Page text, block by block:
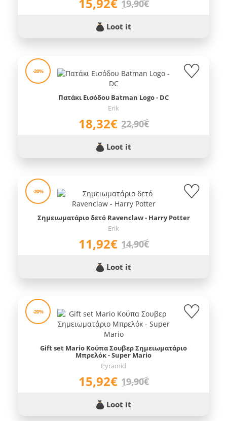
15,92€ 19,90€
Loot it
-20%
Πατάκι Εισόδου Batman Logo - DC
Erik
18,32€ 22,90€
Loot it
-20%
Σημειωματάριο δετό Ravenclaw - Harry Potter
Erik
11,92€ 14,90€
Loot it
-20%
Gift set Mario Κούπα Σουβερ Σημειωματάριο
Μπρελόκ - Super Mario
Pyramid
15,92€ 19,90€
Loot it